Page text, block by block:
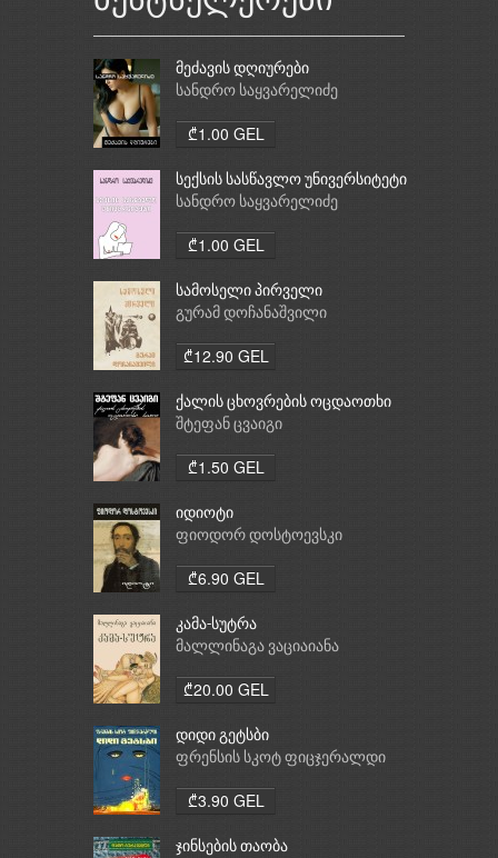
მეძავის დღიურები
სანდრო საყვარელიძე
₾1.00 GEL
სექსის სასწავლო უნივერსიტეტი
სანდრო საყვარელიძე
₾1.00 GEL
სამოსელი პირველი
გურამ დოჩანაშვილი
₾12.90 GEL
ქალის ცხოვრების ოცდაოთხი
საათი
შტეფან ცვაიგი
₾1.50 GEL
იდიოტი
ფიოდორ დოსტოევსკი
₾6.90 GEL
კამა-სუტრა
მალლინაგა ვაციაიანა
₾20.00 GEL
დიდი გეტსბი
ფრენსის სკოტ ფიცჯერალდი
₾3.90 GEL
ჯინსების თაობა